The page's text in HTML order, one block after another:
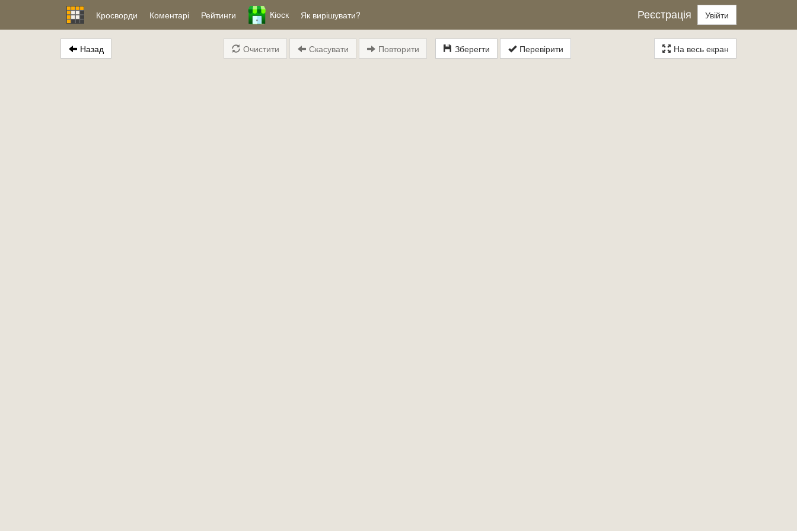
Кросворди Коментарі Рейтинги Кіоск Як вирішувати? Реєстрація Увійти
Назад На весь екран
Зберегти Перевірити
Очистити Скасувати Повторити